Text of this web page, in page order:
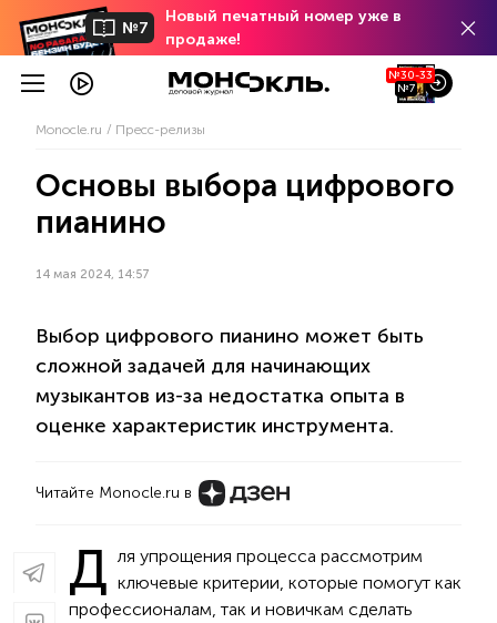
№7
Новый печатный номер уже в
продаже!
№30-33
№7
Monocle.ru Пресс-релизы
Основы выбора цифрового
пианино
14 мая 2024, 14:57
Выбор цифрового пианино может быть
сложной задачей для начинающих
музыкантов из-за недостатка опыта в
оценке характеристик инструмента.
Читайте Monocle.ru в
Д ля упрощения процесса рассмотрим
ключевые критерии, которые помогут как
профессионалам, так и новичкам сделать